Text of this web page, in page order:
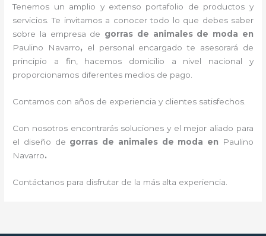
Tenemos un amplio y extenso portafolio de productos y
servicios. Te invitamos a conocer todo lo que debes saber
sobre la empresa de gorras de animales de moda en
Paulino Navarro, el personal encargado te asesorará de
principio a fin, hacemos domicilio a nivel nacional y
proporcionamos diferentes medios de pago.
Contamos con años de experiencia y clientes satisfechos.
Con nosotros encontrarás soluciones y el mejor aliado para
el diseño de gorras de animales de moda en
Paulino
Navarro.
Contáctanos para disfrutar de la más alta experiencia.